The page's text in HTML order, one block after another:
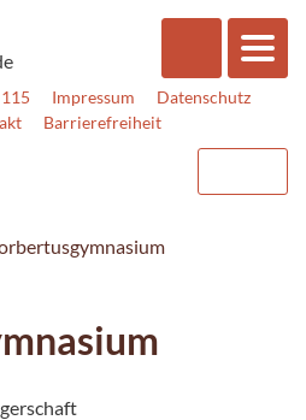
115 Impressum
Datenschutz
Barrierefreiheit